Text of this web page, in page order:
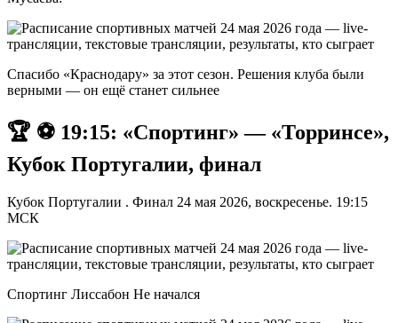
Спасибо «Краснодару» за этот сезон. Решения клуба были
верными — он ещё станет сильнее
🏆 ⚽️ 19:15: «Спортинг» — «Торринсе»,
Кубок Португалии, финал
Кубок Португалии . Финал 24 мая 2026, воскресенье. 19:15
МСК
Спортинг Лиссабон Не начался